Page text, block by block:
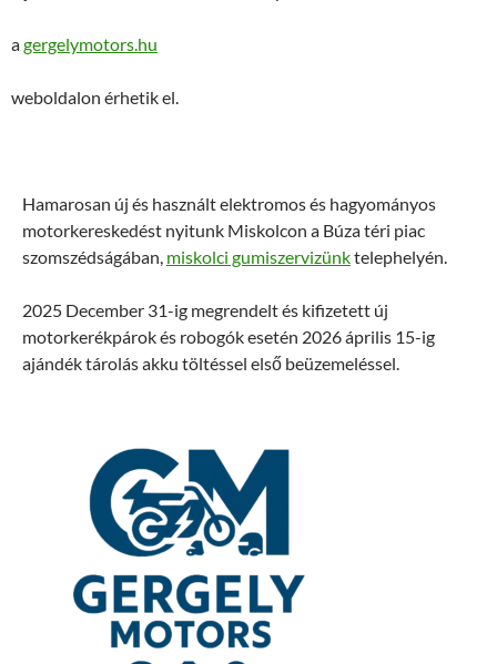
agergelymotors.hu
weboldalon érhetik el.
Hamarosan új és használt elektromos és hagyományos
motorkereskedést nyitunk Miskolcon a Búza téri piac
szomszédságában, miskolci gumiszervizünktelephelyén.
2025 December 31-ig megrendelt és kifizetett új
motorkerékpárok és robogók esetén 2026 április 15-ig
ajándék tárolás akku töltéssel első beüzemeléssel.